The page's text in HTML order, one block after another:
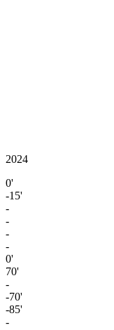
2024
0'
-15'
-
-
-
-
0'
70'
-
-70'
-85'
-